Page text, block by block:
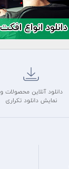
دانلود آنلاین محصولات و
نمایش دانلود تکراری